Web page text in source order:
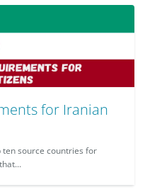
for Iranian
source countries for